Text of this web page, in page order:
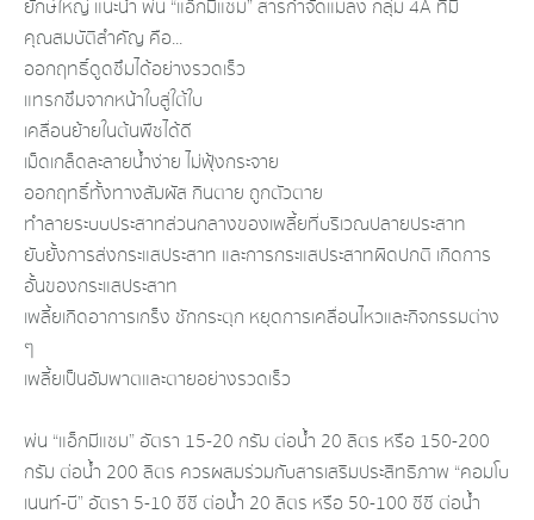
ยักษ์ใหญ่ แนะนำ พ่น “แอ็กมีแซม” สารกำจัดแมลง กลุ่ม 4A ที่มี
คุณสมบัติสำคัญ คือ...
ออกฤทธิ์ดูดซึมได้อย่างรวดเร็ว
แทรกซึมจากหน้าใบสู่ใต้ใบ
เคลื่อนย้ายในต้นพืชได้ดี
เม็ดเกล็ดละลายน้ำง่าย ไม่ฟุ้งกระจาย
ออกฤทธิ์ทั้งทางสัมผัส กินตาย ถูกตัวตาย
ทำลายระบบประสาทส่วนกลางของเพลี้ยที่บริเวณปลายประสาท
ยับยั้งการส่งกระแสประสาท และการกระแสประสาทผิดปกติ เกิดการ
อั้นของกระแสประสาท
เพลี้ยเกิดอาการเกร็ง ชักกระตุก หยุดการเคลื่อนไหวและกิจกรรมต่าง
ๆ
เพลี้ยเป็นอัมพาตและตายอย่างรวดเร็ว
พ่น “แอ็กมีแซม” อัตรา 15-20 กรัม ต่อน้ำ 20 ลิตร หรือ 150-200
กรัม ต่อน้ำ 200 ลิตร ควรผสมร่วมกับสารเสริมประสิทธิภาพ “คอมโบ
เนนท์-บี” อัตรา 5-10 ซีซี ต่อน้ำ 20 ลิตร หรือ 50-100 ซีซี ต่อน้ำ